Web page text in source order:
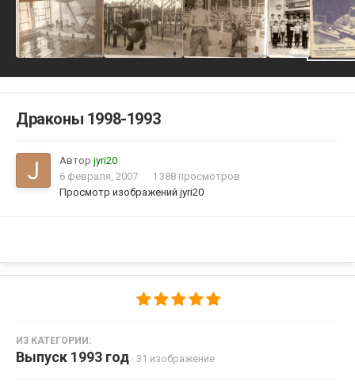
Драконы 1998-1993
Автор jyri20
6 февраля, 2007
1 388 просмотров
Просмотр изображений jyri20
ИЗ КАТЕГОРИИ:
Выпуск 1993 год · 31 изображение